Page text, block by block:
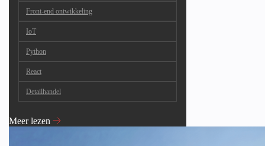
Front-end ontwikkeling
IoT
Python
React
Detailhandel
Meer lezen